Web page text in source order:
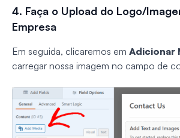
4. Faça o Upload do Logo/
Empresa
Em seguida, clicaremos em Adicionar
carregar nossa imagem no campo de